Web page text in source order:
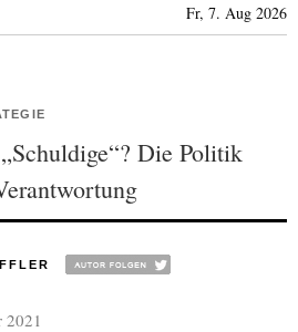
Fr, 7. Aug 2026
Die Politik
2021